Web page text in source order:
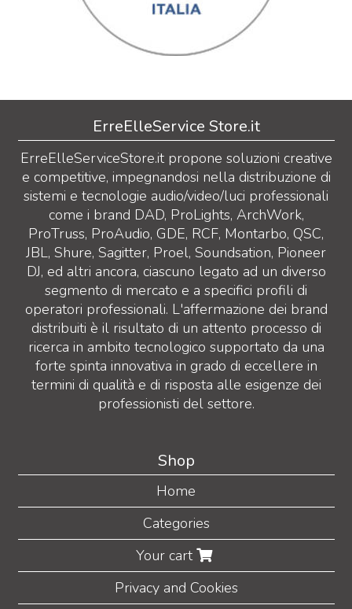
ErreElleService Store.it
ErreElleServiceStore.it propone soluzioni creative
e competitive, impegnandosi nella distribuzione di
sistemi e tecnologie audio/video/luci professionali
come i brand DAD, ProLights, ArchWork,
ProTruss, ProAudio, GDE, RCF, Montarbo, QSC,
JBL, Shure, Sagitter, Proel, Soundsation, Pioneer
DJ, ed altri ancora, ciascuno legato ad un diverso
segmento di mercato e a specifici profili di
operatori professionali. L'affermazione dei brand
distribuiti è il risultato di un attento processo di
ricerca in ambito tecnologico supportato da una
forte spinta innovativa in grado di eccellere in
termini di qualità e di risposta alle esigenze dei
professionisti del settore.
Shop
Home
Categories
Your cart
Privacy and Cookies